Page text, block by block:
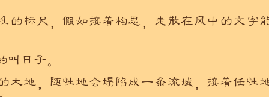
的标尺，假如接着构思，走散在风中的文字
日子。
大地，随性地会塌陷成一条流域，接着任性